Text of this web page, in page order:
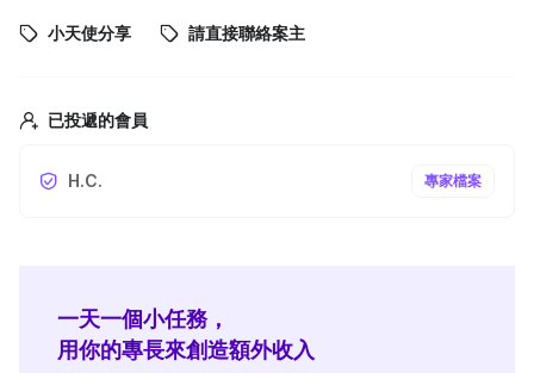
小天使分享 請直接聯絡案主
已投遞的會員
H.C. 專家檔案
一天一個小任務，
用你的專長來創造額外收入